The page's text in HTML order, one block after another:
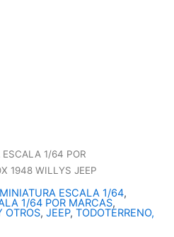
1/64 POR
1948 WILLYS JEEP
ESCALA 1/64,
1/64 POR MARCAS,
OTROS, JEEP, TODOTERRENO,